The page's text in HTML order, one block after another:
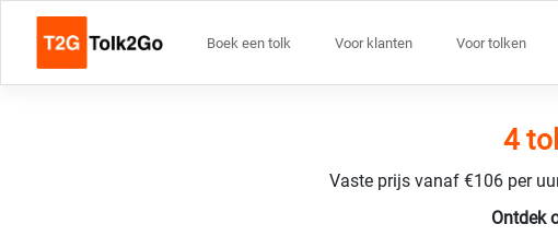
Boek een tolk Voor klanten Voor tolken
4
Vaste prijs vanaf €106 per
Ontdek